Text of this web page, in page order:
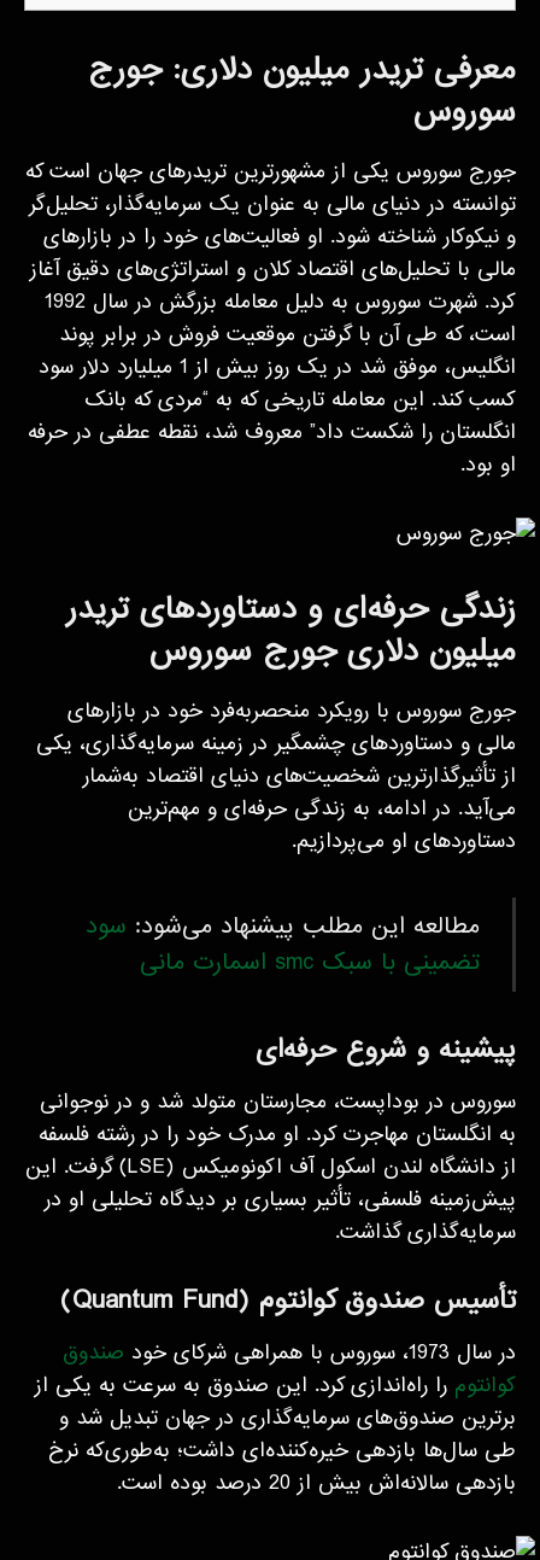
معرفی تریدر میلیون دلاری: جورج
سوروس
جورج سوروس یکی از مشهورترین تریدرهای جهان است که
توانسته در دنیای مالی به عنوان یک سرمایه‌گذار، تحلیل‌گر
و نیکوکار شناخته شود. او فعالیت‌های خود را در بازارهای
مالی با تحلیل‌های اقتصاد کلان و استراتژی‌های دقیق آغاز
کرد. شهرت سوروس به دلیل معامله بزرگش در سال 1992
است، که طی آن با گرفتن موقعیت فروش در برابر پوند
انگلیس، موفق شد در یک روز بیش از 1 میلیارد دلار سود
کسب کند. این معامله تاریخی که به “مردی که بانک
انگلستان را شکست داد” معروف شد، نقطه عطفی در حرفه
او بود.
زندگی حرفه‌ای و دستاوردهای تریدر
میلیون دلاری جورج سوروس
جورج سوروس با رویکرد منحصر‌به‌فرد خود در بازارهای
مالی و دستاوردهای چشمگیر در زمینه سرمایه‌گذاری، یکی
از تأثیرگذارترین شخصیت‌های دنیای اقتصاد به‌شمار
می‌آید. در ادامه، به زندگی حرفه‌ای و مهم‌ترین
دستاوردهای او می‌پردازیم.
مطالعه این مطلب پیشنهاد می‌شود: سود
تضمینی با سبک smc اسمارت مانی
پیشینه و شروع حرفه‌ای
سوروس در بوداپست، مجارستان متولد شد و در نوجوانی
به انگلستان مهاجرت کرد. او مدرک خود را در رشته فلسفه
از دانشگاه لندن اسکول آف اکونومیکس (LSE) گرفت. این
پیش‌زمینه فلسفی، تأثیر بسیاری بر دیدگاه تحلیلی او در
سرمایه‌گذاری گذاشت.
تأسیس صندوق کوانتوم (Quantum Fund)
در سال 1973، سوروس با همراهی شرکای خود
صندوق
کوانتوم را راه‌اندازی کرد. این صندوق به سرعت به یکی از
برترین صندوق‌های سرمایه‌گذاری در جهان تبدیل شد و
طی سال‌ها بازدهی خیره‌کننده‌ای داشت؛ به‌طوری‌که نرخ
بازدهی سالانه‌اش بیش از 20 درصد بوده است.